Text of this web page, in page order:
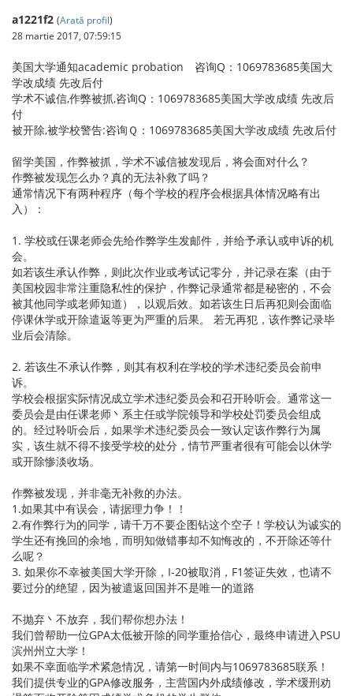
a1221f2 (Arată profil)
28 martie 2017, 07:59:15
美国大学通知academic probation 咨询Q：1069783685美国大
学改成绩 先改后付
学术不诚信,作弊被抓,咨询Q：1069783685美国大学改成绩 先改后
付
被开除,被学校警告:咨询Ｑ：1069783685美国大学改成绩 先改后付
留学美国，作弊被抓，学术不诚信被发现后，将会面对什么？
作弊被发现怎么办？真的无法补救了吗？
通常情况下有两种程序（每个学校的程序会根据具体情况略有出
入）：
1. 学校或任课老师会先给作弊学生发邮件，并给予承认或申诉的机
会。
如若该生承认作弊，则此次作业或考试记零分，并记录在案（由于
美国校园非常注重隐私性的保护，作弊记录通常都是秘密的，不会
被其他同学或老师知道），以观后效。如若该生日后再犯则会面临
停课休学或开除遣返等更为严重的后果。 若无再犯，该作弊记录毕
业后会清除。
2. 若该生不承认作弊，则其有权利在学校的学术违纪委员会前申
诉。
学校会根据实际情况成立学术违纪委员会和召开聆听会。通常这一
委员会是由任课老师丶系主任或学院领导和学校处罚委员会组成
的。经过聆听会后，如果学术违纪委员会一致认定该作弊行为属
实，该生就不得不接受学校的处分，情节严重者很有可能会以休学
或开除惨淡收场。
作弊被发现，并非毫无补救的办法。
1.如果其中有误会，请据理力争！！
2.有作弊行为的同学，请千万不要企图钻这个空子！学校认为诚实的
学生还有挽回的余地，而明知做错事却不知悔改的，不开除还等什
么呢？
3. 如果你不幸被美国大学开除，I-20被取消，F1签证失效，也请不
要过分的绝望，因为被遣返回国并不是唯一的道路
不抛弃丶不放弃，我们帮你想办法！
我们曾帮助一位GPA太低被开除的同学重拾信心，最终申请进入PSU
滨州州立大学！
如果不幸面临学术紧急情况，请第一时间内与1069783685联系！
我们提供专业的GPA修改服务，主营国内外成绩修改，学术缓刑劝